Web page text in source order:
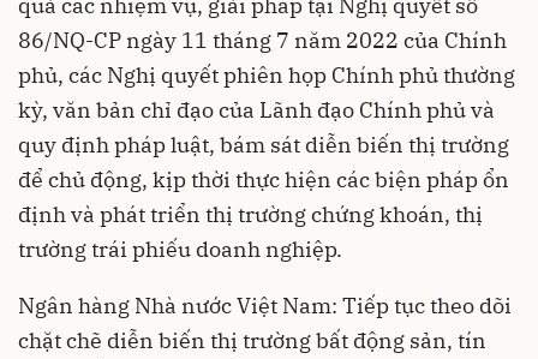
86/NQ-CP ngày 11 tháng 7 năm 2022 của Chính
phủ, các Nghị quyết phiên họp Chính phủ thường
kỳ, văn bản chỉ đạo của Lãnh đạo Chính phủ và
quy định pháp luật, bám sát diễn biến thị trường
để chủ động, kịp thời thực hiện các biện pháp ổn
định và phát triển thị trường chứng khoán, thị
trường trái phiếu doanh nghiệp.
Ngân hàng Nhà nước Việt Nam: Tiếp tục theo dõi
chặt chẽ diễn biến thị trường bất động sản, tín